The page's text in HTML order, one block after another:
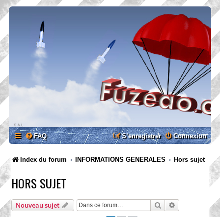
FAQ Connexion
S’enregistrer
Index du forum INFORMATIONS GENERALES Hors sujet
HORS SUJET
Nouveau sujet RechercherRecherche